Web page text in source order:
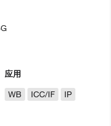
应用
WB
ICC/IF IP